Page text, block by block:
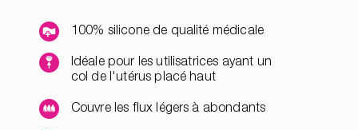
100% silicone de qualité médicale
Idéale pour les utilisatrices ayant un
col de l'utérus placé haut
Couvre les flux légers à abondants